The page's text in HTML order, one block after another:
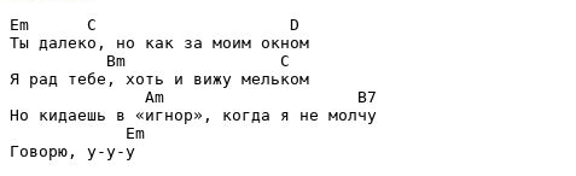
Em      C                    D
Ты далеко, но как за моим окном
Bm                C
Я рад тебе, хоть и вижу мельком
Am                    B7
Но кидаешь в «игнор», когда я не молчу
Em
Говорю, у-у-у